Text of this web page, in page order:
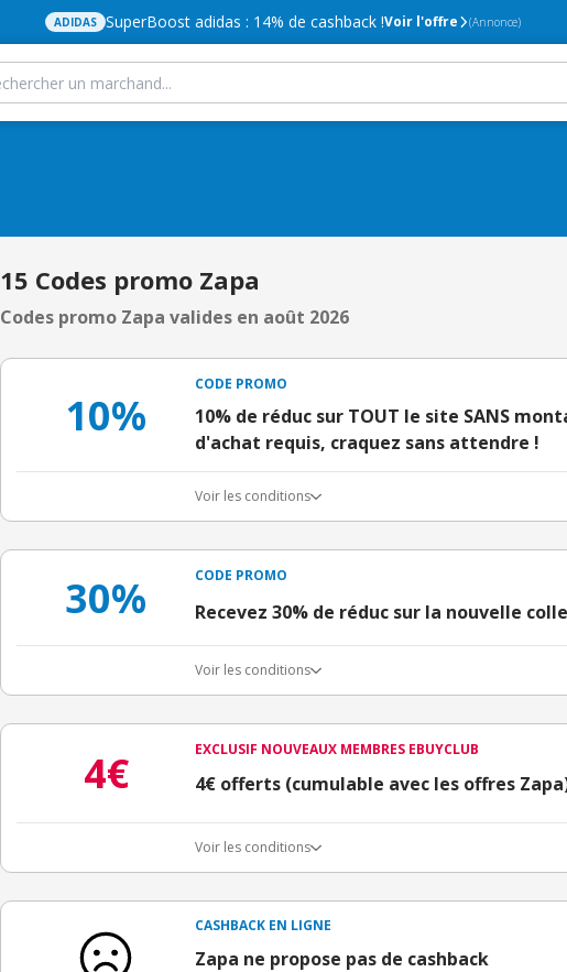
ADIDAS SuperBoost adidas : 14% de cashback !Voir l'offre (Annonce)
15 Codes promo Zapa
Codes promo Zapa valides en août 2026
10%
CODE PROMO
10% de réduc sur TOUT le site SANS
d'achat requis, craquez sans attendre !
Voir les conditions
30% CODE PROMO
Recevez 30% de réduc sur la nouvelle
Voir les conditions
4€ EXCLUSIF NOUVEAUX MEMBRES EBUYCLUB
4€ offerts (cumulable avec les offres
Voir les conditions
3€ de bienvenue crédités immédiatement + 1€
Offre réservée à une toute première inscription chez
CASHBACK EN LIGNE
Zapa ne propose pas de cashback